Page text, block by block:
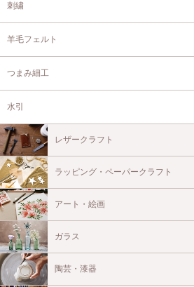
刺繍
羊毛フェルト
つまみ細工
水引
レザークラフト
ラッピング・ペーパークラフト
アート・絵画
ガラス
陶芸・漆器